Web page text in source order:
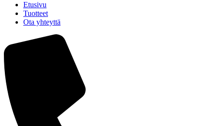
Etusivu
Tuotteet
Ota yhteyttä